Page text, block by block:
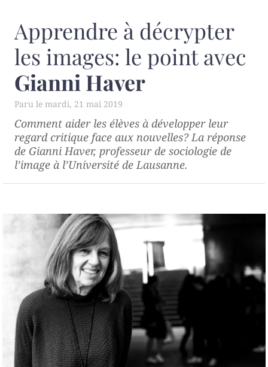
Apprendre à décrypter
les images: le point avec
Gianni Haver
mardi, 21 mai 2019
Comment aider les élèves à développer leur
regard critique face aux nouvelles? La réponse
de Gianni Haver, professeur de sociologie de
l’image à l’Université de Lausanne.